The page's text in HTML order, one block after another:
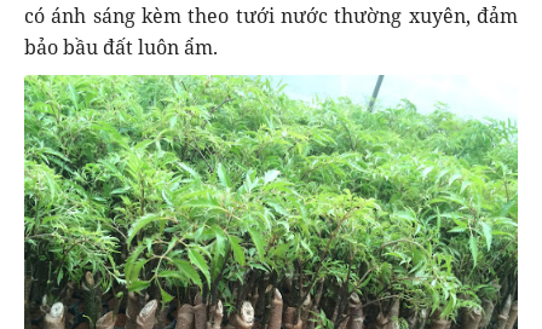
có ánh sáng kèm theo tưới nước thường xuyên, đảm
bảo bầu đất luôn ẩm.